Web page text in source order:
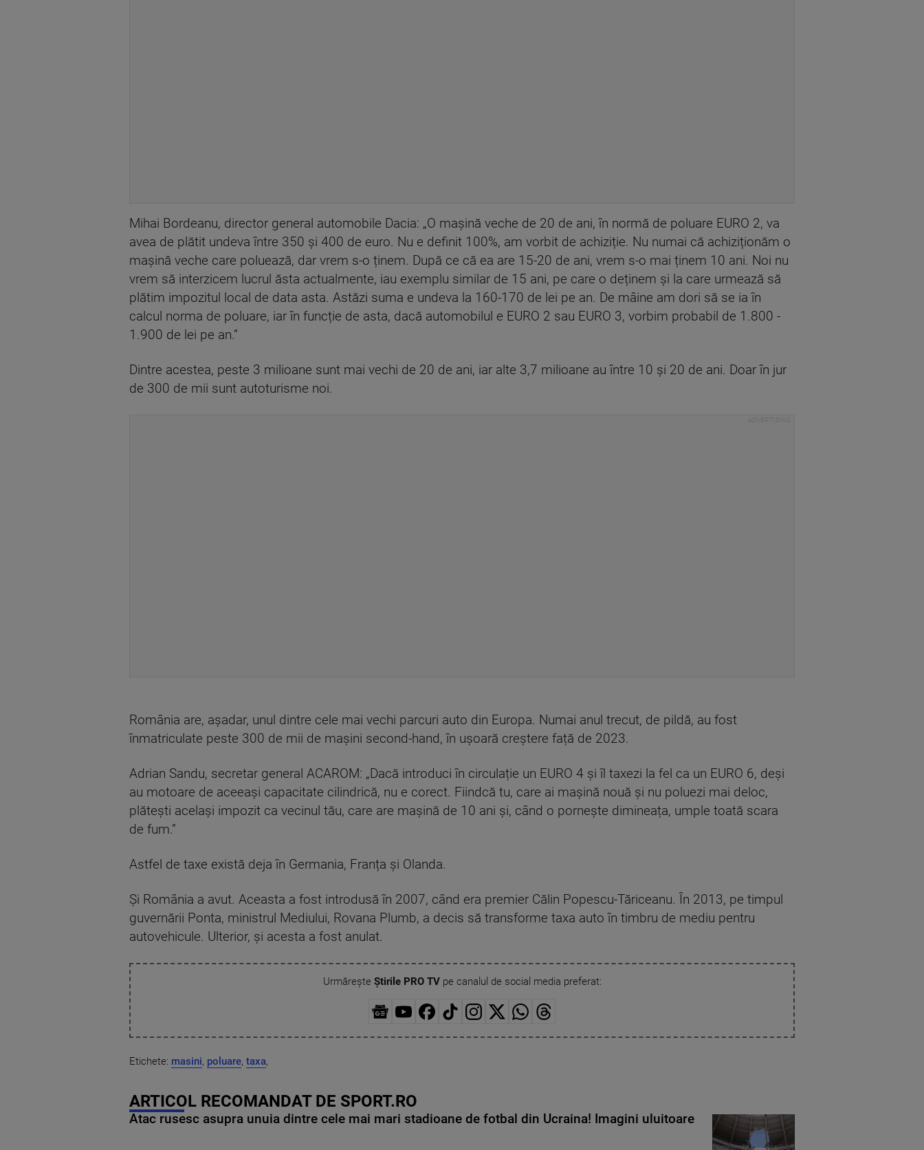
Mihai Bordeanu, director general automobile Dacia: „O mașină veche de 20 de ani, în normă de poluare EURO 2, va
avea de plătit undeva între 350 și 400 de euro. Nu e definit 100%, am vorbit de achiziție. Nu numai că achiziționăm o
mașină veche care poluează, dar vrem s-o ținem. După ce că ea are 15-20 de ani, vrem s-o mai ținem 10 ani. Noi nu
vrem să interzicem lucrul ăsta actualmente, iau exemplu similar de 15 ani, pe care o deținem și la care urmează să
plătim impozitul local de data asta. Astăzi suma e undeva la 160-170 de lei pe an. De mâine am dori să se ia în
calcul norma de poluare, iar în funcție de asta, dacă automobilul e EURO 2 sau EURO 3, vorbim probabil de 1.800 -
1.900 de lei pe an.”
Dintre acestea, peste 3 milioane sunt mai vechi de 20 de ani, iar alte 3,7 milioane au între 10 și 20 de ani. Doar în jur
de 300 de mii sunt autoturisme noi.
România are, așadar, unul dintre cele mai vechi parcuri auto din Europa. Numai anul trecut, de pildă, au fost
înmatriculate peste 300 de mii de mașini second-hand, în ușoară creștere față de 2023.
Adrian Sandu, secretar general ACAROM: „Dacă introduci în circulație un EURO 4 și îl taxezi la fel ca un EURO 6, deși
au motoare de aceeași capacitate cilindrică, nu e corect. Fiindcă tu, care ai mașină nouă și nu poluezi mai deloc,
plătești același impozit ca vecinul tău, care are mașină de 10 ani și, când o pornește dimineața, umple toată scara
de fum.”
Astfel de taxe există deja în Germania, Franța și Olanda.
Și România a avut. Aceasta a fost introdusă în 2007, când era premier Călin Popescu-Tăriceanu. În 2013, pe timpul
guvernării Ponta, ministrul Mediului, Rovana Plumb, a decis să transforme taxa auto în timbru de mediu pentru
autovehicule. Ulterior, și acesta a fost anulat.
Urmărește Știrile PRO TVpe canalul de social media preferat:
Etichete: masini, poluare, taxa,
ARTICOL RECOMANDAT DE SPORT.RO
Atac rusesc asupra unuia dintre cele mai mari stadioane de fotbal din Ucraina! Imagini uluitoare